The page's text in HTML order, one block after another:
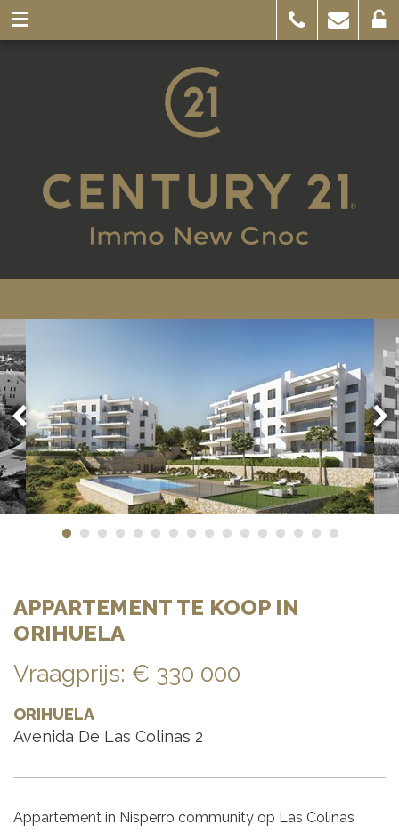
APPARTEMENT TE KOOP IN
ORIHUELA
Vraagprijs: € 330 000
ORIHUELA
Avenida De Las Colinas 2
Appartement in Nisperro community op Las Colinas